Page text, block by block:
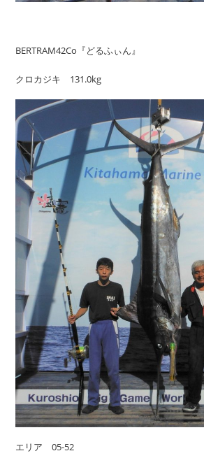
BERTRAM42Co『どるふぃん』
クロカジキ 131.0kg
エリア 05-52